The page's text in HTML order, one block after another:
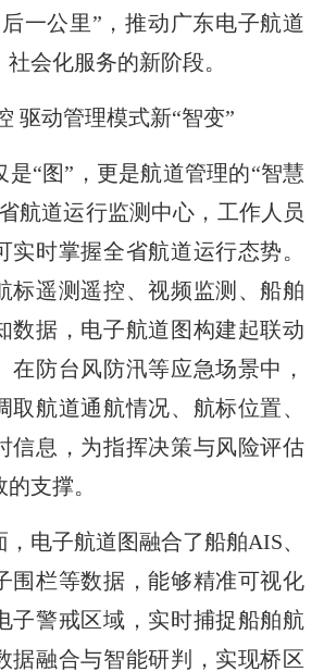
一公里”，推动广东电子航道
会化服务的新阶段。
驱动管理模式新“智变”
是“图”，更是航道管理的“智慧
航道运行监测中心，工作人员
实时掌握全省航道运行态势。
标遥测遥控、视频监测、船舶
数据，电子航道图构建起联动
在防台风防汛等应急场景中，
取航道通航情况、航标位置、
信息，为指挥决策与风险评估
支撑。
电子航道图融合了船舶AIS、
围栏等数据，能够精准可视化
子警戒区域，实时捕捉船舶航
据融合与智能研判，实现桥区